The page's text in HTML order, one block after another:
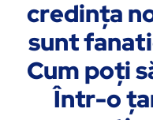
credinţa
sunt
Cum poţi
Într-o